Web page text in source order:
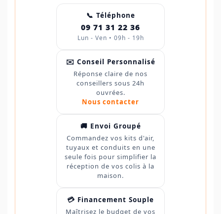
📞 Téléphone
09 71 31 22 36
Lun - Ven • 09h - 19h
✉️ Conseil Personnalisé
Réponse claire de nos
conseillers sous 24h
ouvrées.
Nous contacter
🚚 Envoi Groupé
Commandez vos kits d'air,
tuyaux et conduits en une
seule fois pour simplifier la
réception de vos colis à la
maison.
💳 Financement Souple
Maîtrisez le budget de vos